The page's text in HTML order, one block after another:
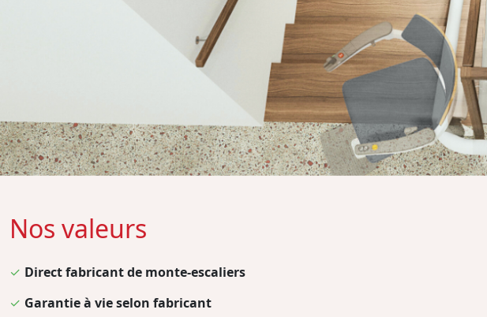
Nos valeurs
✓ Direct fabricant de monte-escaliers
✓ Garantie à vie selon fabricant